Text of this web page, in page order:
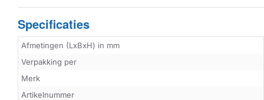
Specificaties
Afmetingen (LxBxH) in mm
Verpakking per
Merk
Artikelnummer